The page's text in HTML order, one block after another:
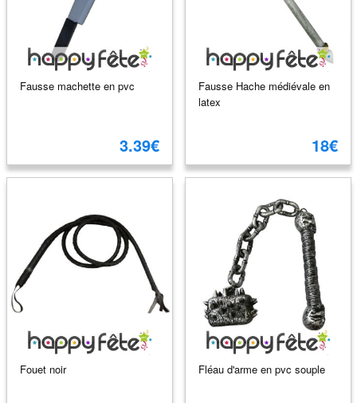
Fausse machette en pvc
3.39€
Fausse Hache médiévale en
latex
18€
Fouet noir Fléau d'arme en pvc souple